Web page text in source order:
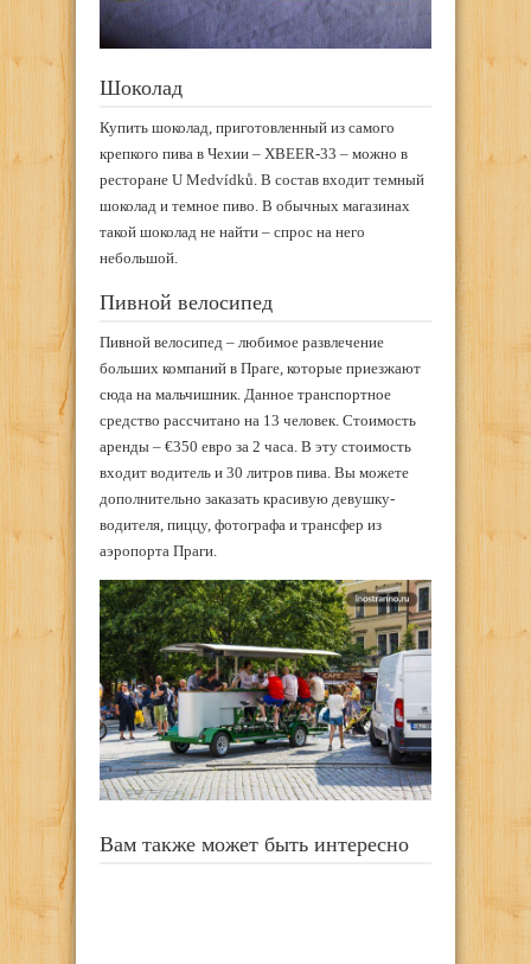
Шоколад
Купить шоколад, приготовленный из самого
крепкого пива в Чехии – XBEER-33 – можно в
ресторане U Medvídků. В состав входит темный
шоколад и темное пиво. В обычных магазинах
такой шоколад не найти – спрос на него
небольшой.
Пивной велосипед
Пивной велосипед – любимое развлечение
больших компаний в Праге, которые приезжают
сюда на мальчишник. Данное транспортное
средство рассчитано на 13 человек. Стоимость
аренды – €350 евро за 2 часа. В эту стоимость
входит водитель и 30 литров пива. Вы можете
дополнительно заказать красивую девушку-
водителя, пиццу, фотографа и трансфер из
аэропорта Праги.
Вам также может быть интересно